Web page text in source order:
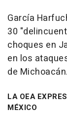
García
30
choques en
en los
de Michoacán.
LA OEA
MÉXICO